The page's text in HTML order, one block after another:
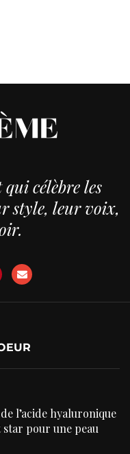
célèbre les
style, leur voix,
l’acide hyaluronique
pour une peau